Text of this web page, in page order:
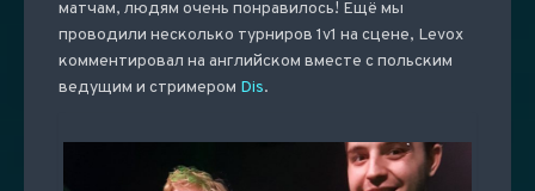
матчам, людям очень понравилось! Ещё мы
проводили несколько турниров 1v1 на сцене, Levox
комментировал на английском вместе с польским
ведущим и стримером Dis.